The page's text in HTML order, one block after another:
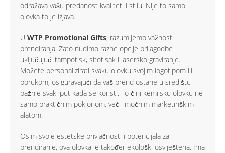
odražava vašu predanost kvaliteti i stilu. Nije to samo
olovka to je izjava.
U WTP Promotional Gifts, razumijemo važnost
brendiranja. Zato nudimo razne opcije prilagodbe
uključujući tampotisk, sitotisak i lasersko graviranje.
Možete personalizirati svaku olovku svojim logotipom ili
porukom, osiguravajući da vaš brend ostane u središtu
pažnje svaki put kada se koristi. To čini kemijsku olovku ne
samo praktičnim poklonom, već i moćnim marketinškim
alatom.
Osim svoje estetske privlačnosti i potencijala za
brendiranje, ova olovka je također ekološki osviještena. Ima